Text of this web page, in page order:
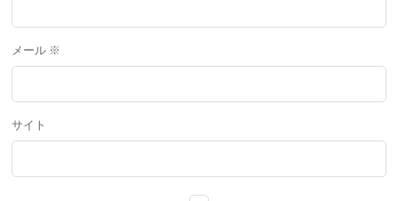
メール ※
サイト